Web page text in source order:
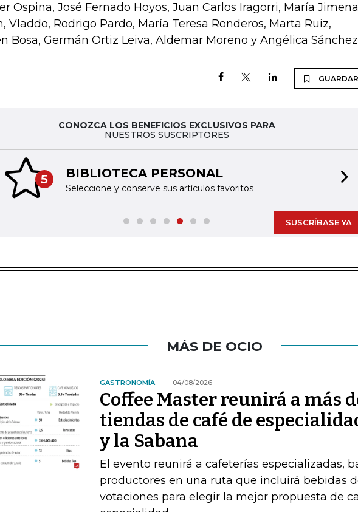
Ospina, José Fernado Hoyos, Juan Carlos Iragorri, María Jimena
Vladdo, Rodrigo Pardo, María Teresa Ronderos, Marta Ruiz,
Bosa, Germán Ortiz Leiva, Aldemar Moreno y Angélica
GUARDAR
CONOZCA LOS BENEFICIOS EXCLUSIVOS PARA
NUESTROS SUSCRIPTORES
5 BIBLIOTECA PERSONAL
Seleccione y conserve sus artículos favoritos
slide
SUSCRÍBASE YA
MÁS DE OCIO
GASTRONOMÍA 04/08/2026
Coffee Master reunirá a más
tiendas de café de
y la Sabana
El evento reunirá a cafeterías especializadas,
productores en una ruta que incluirá bebidas
votaciones para elegir la mejor propuesta de